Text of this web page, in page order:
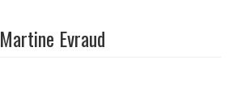
Martine Evraud